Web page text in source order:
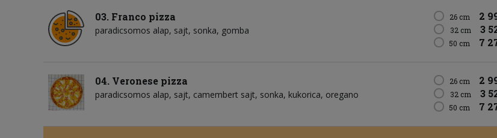
03. Franco pizza
paradicsomos alap sajt sonka gomba
26 cm 2
32 cm 3
50 cm 7
04. Veronese pizza
paradicsomos alap sajt camembert sajt sonka kukorica oregano
26 cm 2
32 cm 3
50 cm 7